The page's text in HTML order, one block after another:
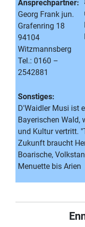
Ansprechpartner:
Georg Frank jun.
Grafenring 18
94104
Witzmannsberg
Tel.: 0160 –
2542881
Sonstiges:
D'Waidler Musi ist
Bayerischen Wald,
und Kultur vertritt.
Zukunft braucht
Boarische,
Menuette bis Arien